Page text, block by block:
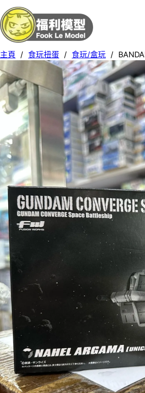
主頁 / 食玩扭蛋 / 食玩/盒玩 /